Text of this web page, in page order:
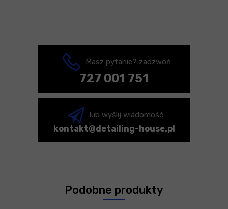
Masz pytanie? zadzwoń
727 001 751
lub wyślij wiadomość:
kontakt@detailing-house.pl
Podobne produkty